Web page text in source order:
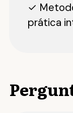
✓
prática